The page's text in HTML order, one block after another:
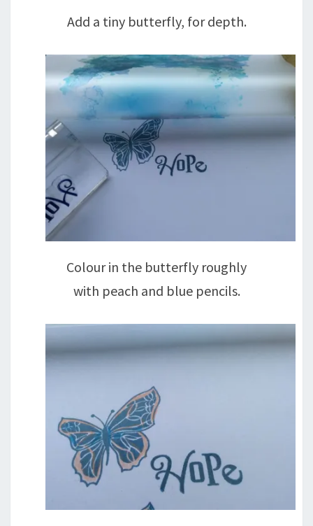
Add a tiny butterfly, for depth.
Colour in the butterfly roughly
with peach and blue pencils.